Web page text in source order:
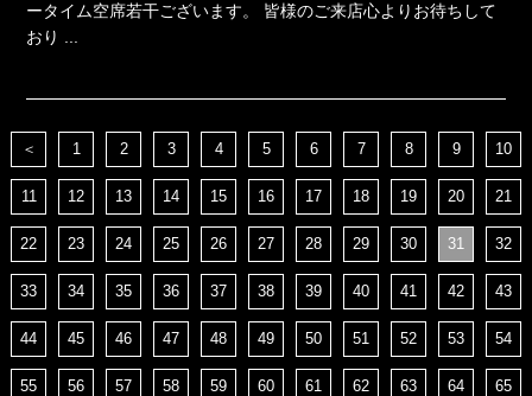
ータイム空席若干ございます。 皆様のご来店心よりお待ちして
おり ...
＜ 1 2 3 4 5 6 7 8 9 10
11 12 13 14 15 16 17 18 19 20 21
22 23 24 25 26 27 28 29 30 31 32
33 34 35 36 37 38 39 40 41 42 43
44 45 46 47 48 49 50 51 52 53 54
55 56 57 58 59 60 61 62 63 64 65